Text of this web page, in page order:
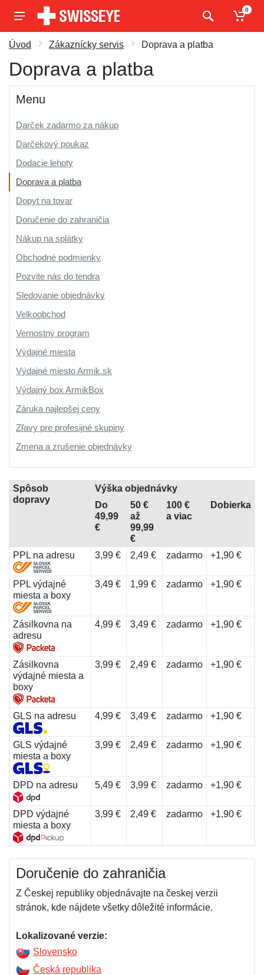
0
Úvod Zákaznícky servis Doprava a platba
Doprava a platba
Menu
Darček zadarmo za nákup
Darčekový poukaz
Dodacie lehoty
Doprava a platba
Dopyt na tovar
Doručenie do zahraničia
Nákup na splátky
Obchodné podmienky
Pozvite nás do tendra
Sledovanie objednávky
Velkoobchod
Vernostný program
Výdajné miesta
Výdajné miesto Armik.sk
Výdajný box ArmikBox
Záruka najlepšej ceny
Zľavy pre profesijné skupiny
Zmena a zrušenie objednávky
Spôsob
dopravy
Výška objednávky
Do
49,99
€
50 €
až
99,99
€
100 €
a viac
Dobierka
PPL na adresu 3,99 € 2,49 € zadarmo +1,90 €
PPL výdajné
miesta a boxy
3,49 € 1,99 € zadarmo +1,90 €
Zásilkovna na
adresu
4,99 € 3,49 € zadarmo +1,90 €
Zásilkovna
výdajné miesta a
boxy
3,99 € 2,49 € zadarmo +1,90 €
GLS na adresu 4,99 € 3,49 € zadarmo +1,90 €
GLS výdajné
miesta a boxy
3,99 € 2,49 € zadarmo +1,90 €
DPD na adresu 5,49 € 3,99 € zadarmo +1,90 €
DPD výdajné
miesta a boxy
3,99 € 2,49 € zadarmo +1,90 €
Doručenie do zahraničia
Z Českej republiky objednávajte na českej verzii
stránok, kde nájdete všetky dôležité informácie.
Lokalizované verzie:
Slovensko
Česká republika